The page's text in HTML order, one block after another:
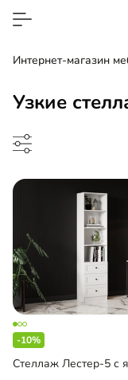
Интернет-магазин
Узкие
библиотека
стеллаж
-10%
Стеллаж Лестер-5 с